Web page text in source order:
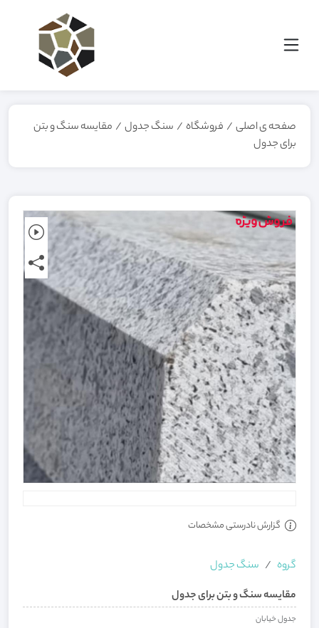
صفحه ی اصلی / فروشگاه / سنگ جدول / مقایسه سنگ و بتن
برای جدول
گزارش نادرستی مشخصات
گروه
سنگ جدول
مقایسه سنگ و بتن برای جدول
جدول خیابان